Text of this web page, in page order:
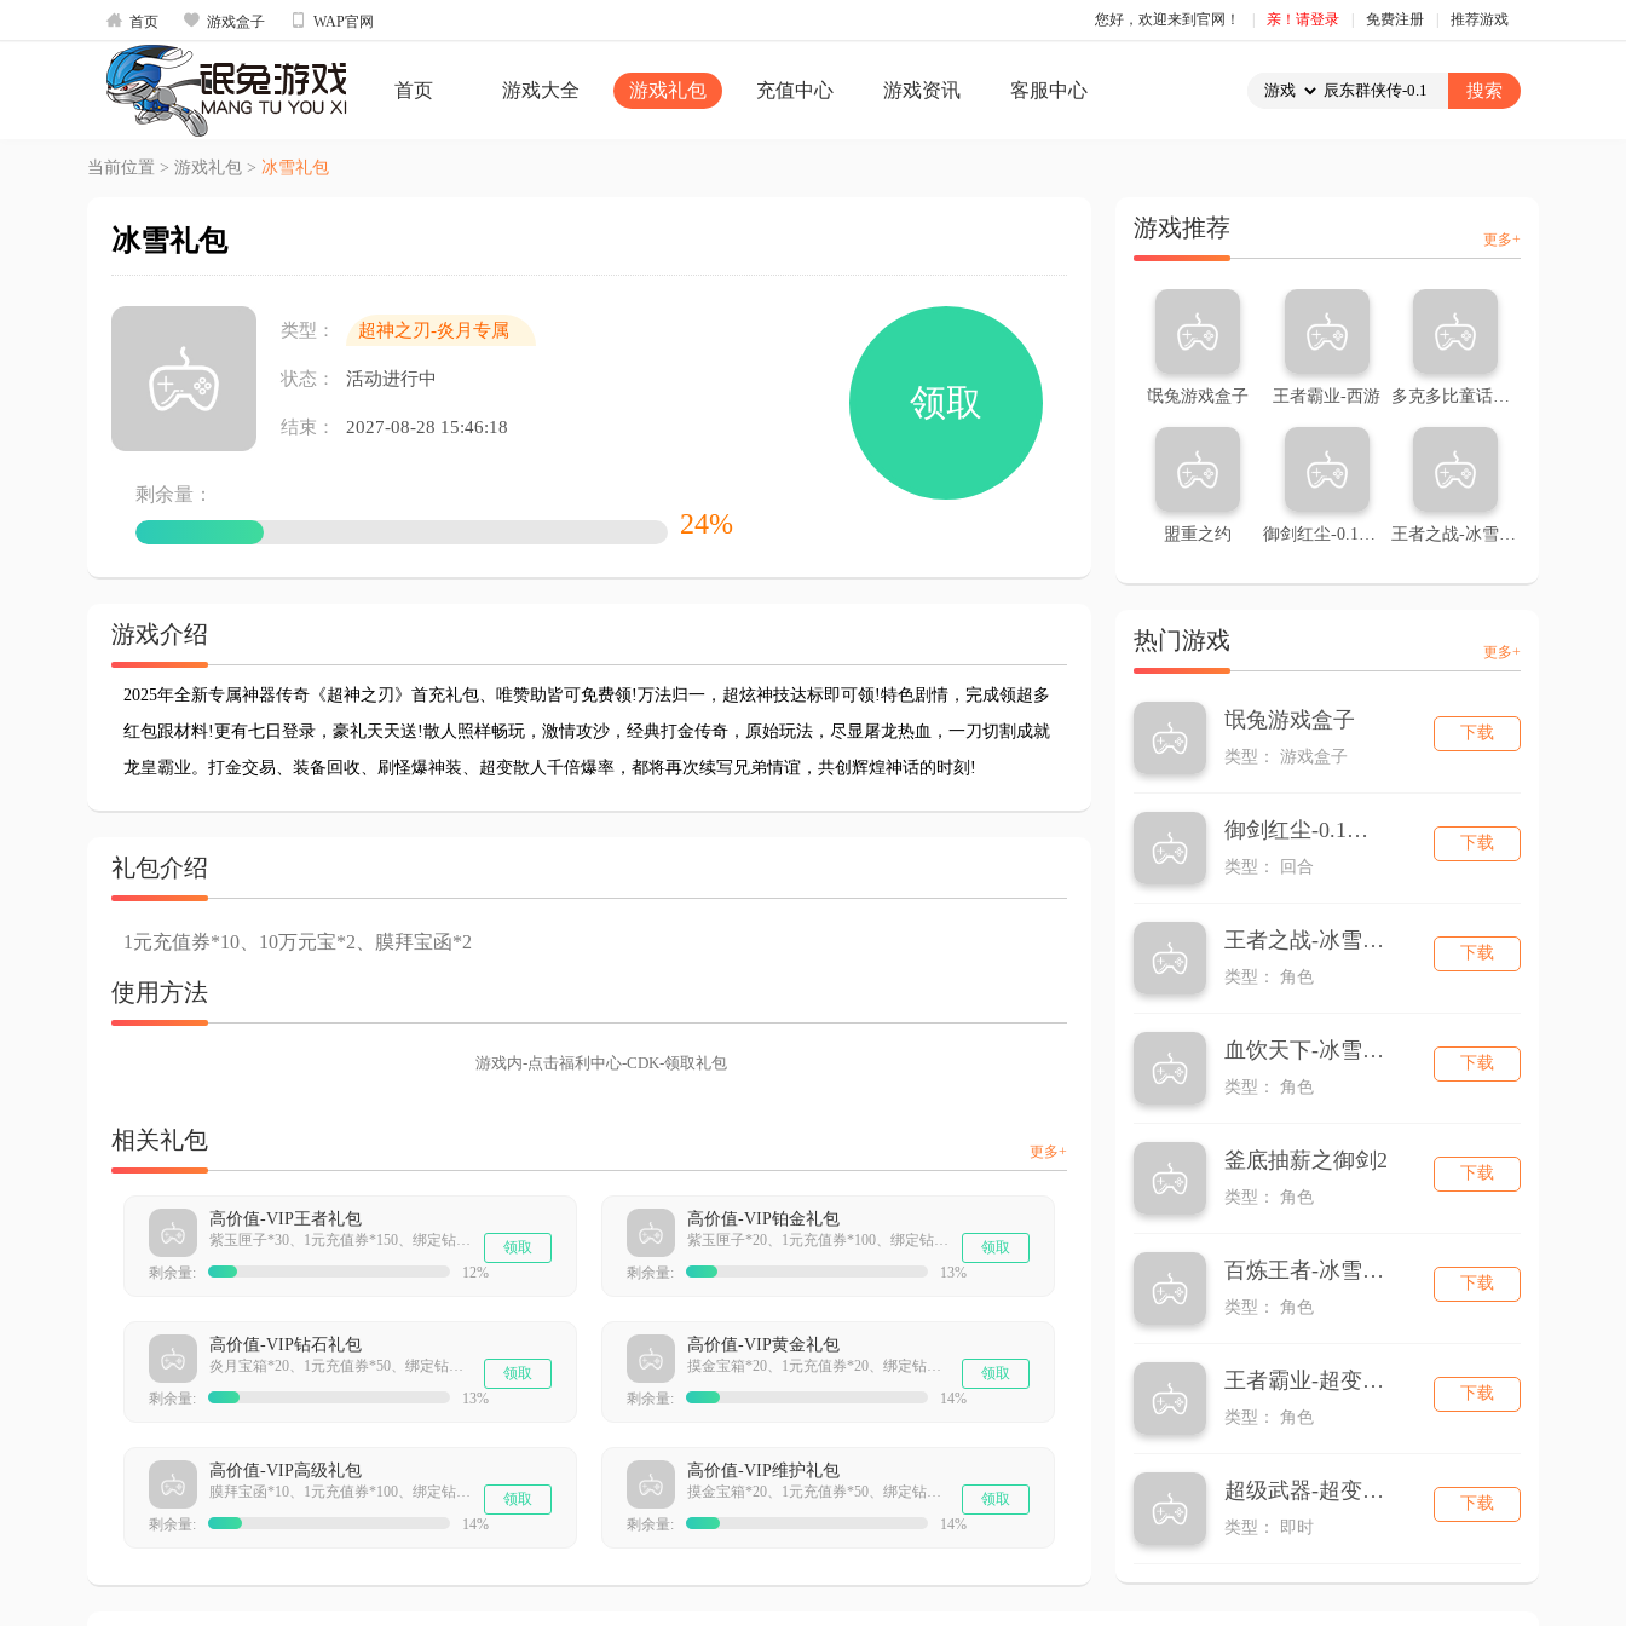
 首页  游戏盒子  WAP官网 您好，欢迎来到官网！ 亲！请登录 免费注册 推荐游戏
首页 游戏大全 游戏礼包 充值中心 游戏资讯 客服中心
当前位置 > 游戏礼包 > 冰雪礼包
冰雪礼包
类型：
超神之刃-炎月专属
状态：
活动进行中
结束： 2027-08-28 15:46:18
剩余量：
24%
领取
游戏介绍
2025年全新专属神器传奇《超神之刃》首充礼包、唯赞助皆可免费领!万法归一，超炫神技达标即可领!特色剧情，完成领超多
红包跟材料!更有七日登录，豪礼天天送!散人照样畅玩，激情攻沙，经典打金传奇，原始玩法，尽显屠龙热血，一刀切割成就
龙皇霸业。打金交易、装备回收、刷怪爆神装、超变散人千倍爆率，都将再次续写兄弟情谊，共创辉煌神话的时刻!
礼包介绍
1元充值券*10、10万元宝*2、膜拜宝函*2
使用方法
游戏内-点击福利中心-CDK-领取礼包
相关礼包 更多+
高价值-VIP王者礼包
紫玉匣子*30、1元充值券*150、绑定钻石*20000
剩余量:
12%
领取
高价值-VIP铂金礼包
紫玉匣子*20、1元充值券*100、绑定钻石*15000
剩余量:
13%
领取
高价值-VIP钻石礼包
炎月宝箱*20、1元充值券*50、绑定钻石*10000
剩余量:
13%
领取
高价值-VIP黄金礼包
摸金宝箱*20、1元充值券*20、绑定钻石*5000
剩余量:
14%
领取
高价值-VIP高级礼包
膜拜宝函*10、1元充值券*100、绑定钻石*10000
剩余量:
14%
领取
高价值-VIP维护礼包
摸金宝箱*20、1元充值券*50、绑定钻石*5000
剩余量:
14%
领取
游戏推荐 更多+
氓兔游戏盒子 王者霸业-西游 多克多比童话世界-0.05折
盟重之约 御剑红尘-0.1折回合 王者之战-冰雪三职业
热门游戏 更多+
氓兔游戏盒子
类型： 游戏盒子
下载
御剑红尘-0.1折回合
类型： 回合
下载
王者之战-冰雪三职业
类型： 角色
下载
血饮天下-冰雪三职业
类型： 角色
下载
釜底抽薪之御剑2
类型： 角色
下载
百炼王者-冰雪三职业
类型： 角色
下载
王者霸业-超变无限刀
类型： 角色
下载
超级武器-超变无限刀
类型： 即时
下载